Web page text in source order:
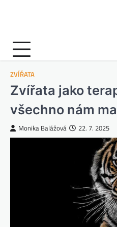
ZVÍŘATA
Zvířata jako
všechno nám
Monika Balážová 22. 7. 2025